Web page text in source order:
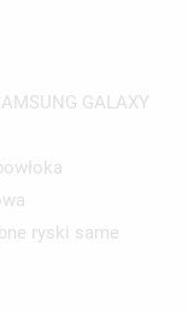
GALAXY
ryski same